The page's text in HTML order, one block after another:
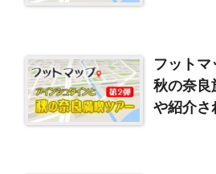
市」へ
フットマ
秋の奈良
や紹介さ